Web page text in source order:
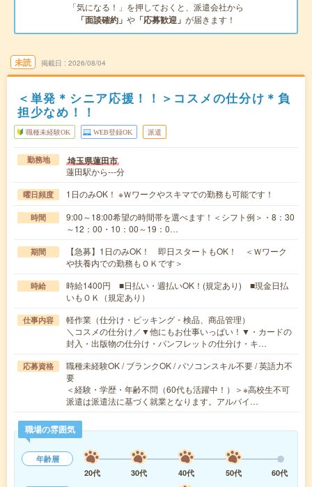
「気になる！」を押しておくと、派遣会社から
「面談確約」 や 「応募歓迎」 が届きます！
未読 掲載日 2026/08/04
＜単発＊シニア応援！！＞コスメの仕分け＊負
担少なめ！！
職種未経験OK WEB登録OK 派遣
勤務地 埼玉県蓮田市
蓮田駅から---分
曜日頻度 1日のみOK！ ※Ｗワークやスキマでの勤務も可能です！
時間
9:00～18:00希望の時間帯を選べます！＜シフト例＞・8：30
～12：00・10：00～19：0…
期間
【急募】1日のみOK！ 即日スタートもOK！ ＜Ｗワーク
や扶養内での勤務もＯＫです＞
時給
時給1400円 ■日払い・週払いOK！(規定あり) ■現金日払
いもＯＫ（規定あり）
仕事内容
軽作業（仕分け・ピッキング・検品、商品管理）
＼コスメの仕分け／▼他にもお仕事いっぱい！▼・カードの
封入・出版物の仕分け・パンフレットの仕分け・キ…
応募資格
職種未経験OK / ブランクOK / パソコンスキル不要 / 英語力不
要
＜経験・学歴・年齢不問（60代も活躍中！）＞※高校生不可
派遣は派遣法に基づく就業となります。アルバイ…
職場の雰囲気
年齢層
20代
30代 40代 50代
60代